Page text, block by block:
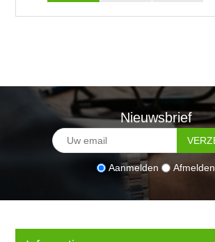
Nieuwsbrief
Aanmelden Afmelden